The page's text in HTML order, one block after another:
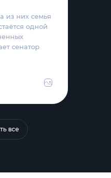
из них семья
одной
сенатор
все